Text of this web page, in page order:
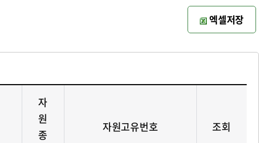
엑셀저장
자
원
종
자원고유번호 조회